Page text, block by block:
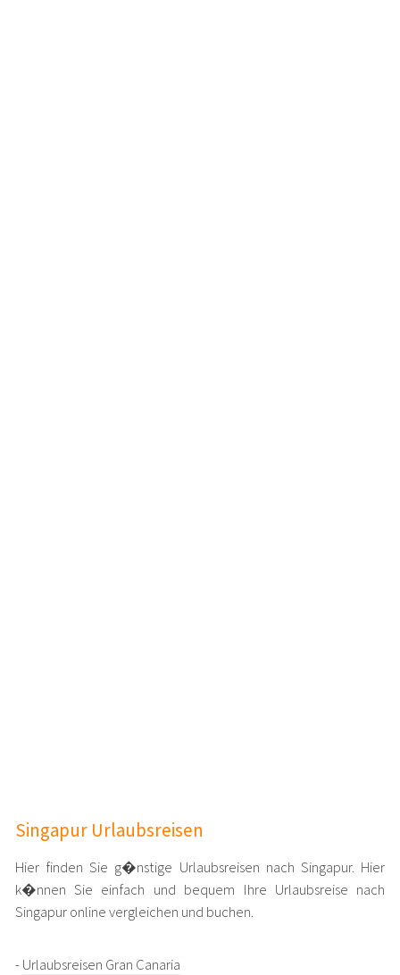
Singapur Urlaubsreisen
Hier finden Sie g�nstige Urlaubsreisen nach Singapur. Hier
k�nnen Sie einfach und bequem Ihre Urlaubsreise nach
Singapur online vergleichen und buchen.
-Urlaubsreisen Gran Canaria